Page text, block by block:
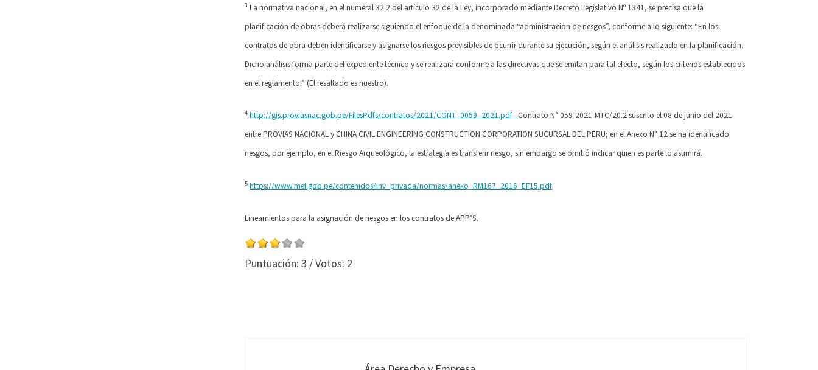
3 La normativa nacional, en el numeral 32.2 del artículo 32 de la Ley, incorporado mediante Decreto Legislativo Nº 1341, se precisa quela
planificación de obras deberá realizarse siguiendo el enfoque de la denominada “administración de riesgos”, conforme a lo siguiente: “En los
contratos de obra deben identificarse y asignarse los riesgos previsibles de ocurrir durante su ejecución, según el análisisrealizado en la planificación.
Dicho análisis forma parte del expediente técnico y se realizará conforme a las directivas que se emitan para tal efecto, según los criterios establecidos
en el reglamento.” (El resaltado es nuestro).
4 http://gis.proviasnac.gob.pe/FilesPdfs/contratos/2021/CONT_0059_2021.pdf Contrato N° 059-2021-MTC/20.2 suscrito el 08 de junio del 2021
entre PROVIAS NACIONAL y CHINA CIVIL ENGINEERING CONSTRUCTION CORPORATION SUCURSAL DEL PERU; en el Anexo N° 12 se ha identificado
riesgos, por ejemplo, en el Riesgo Arqueológico, la estrategia es transferir riesgo, sin embargo se omitió indicar quien es parte lo asumirá.
5 https://www.mef.gob.pe/contenidos/inv_privada/normas/anexo_RM167_2016_EF15.pdf
Lineamientos para la asignación de riesgos en los contratos de APP’S.
Puntuación: 3 / Votos: 2